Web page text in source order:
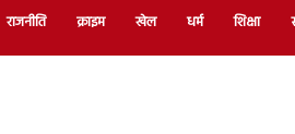
राजनीति क्राइम खेल धर्म शिक्षा